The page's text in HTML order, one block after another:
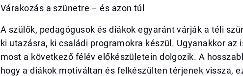
Várakozás a szünetre – és azon túl
A szülők, pedagógusok és diákok egyaránt várják a téli
ki utazásra, ki családi programokra készül. Ugyanakkor az
most a következő félév előkészületein dolgozik. A
hogy a diákok motiváltan és felkészülten térjenek vissza,